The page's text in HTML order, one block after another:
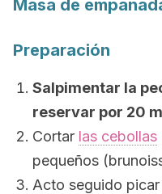
Masa de
Preparación
Salpimentar la
reservar por 20
Cortar las cebollas
pequeños
Acto seguido